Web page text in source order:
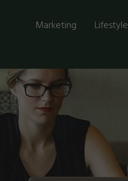
Marketing Lifestyle